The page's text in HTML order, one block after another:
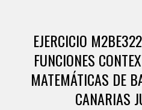
EJERCICIO
FUNCIONES
MATEMÁTICAS DE
CANARIAS